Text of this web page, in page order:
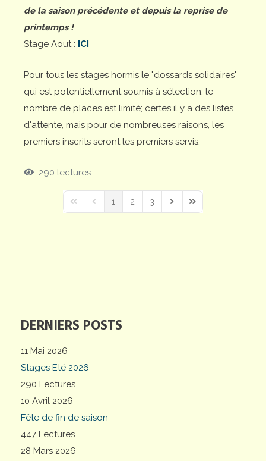
DERNIERS POSTS
11 Mai 2026
Stages Eté 2026
290 Lectures
10 Avril 2026
Fête de fin de saison
447 Lectures
28 Mars 2026
de la saison précédente et depuis la reprise de
printemps !
Stage Aout : ICI
Pour tous les stages hormis le "dossards solidaires"
qui est potentiellement soumis à sélection, le
nombre de places est limité; certes il y a des listes
d'attente, mais pour de nombreuses raisons, les
premiers inscrits seront les premiers servis.
290 lectures
First PagePrevious Page
1 2 3
Next PageLast Page